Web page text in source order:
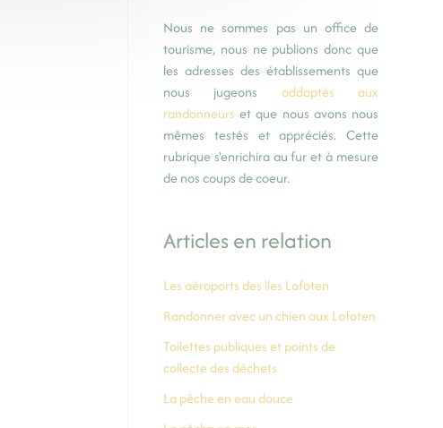
Nous ne sommes pas un office de
tourisme, nous ne publions donc que
les adresses des établissements que
nous jugeons addaptés aux
randonneurs et que nous avons nous
mêmes testés et appréciés. Cette
rubrique s'enrichira au fur et à mesure
de nos coups de coeur.
Articles en relation
Les aéroports des îles Lofoten
Randonner avec un chien aux Lofoten
Toilettes publiques et points de
collecte des déchets
La pêche en eau douce